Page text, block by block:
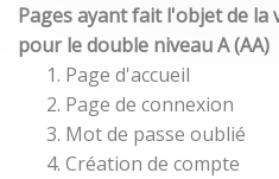
Pages ayant fait l'objet de
pour le double niveau A (AA)
Page d'accueil
Page de connexion
Mot de passe oublié
Création de compte